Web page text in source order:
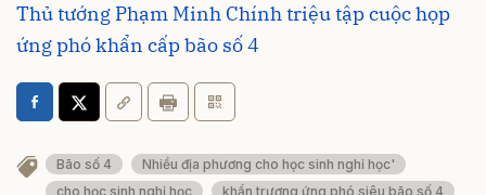
Thủ tướng Phạm Minh Chính triệu tập cuộc họp
ứng phó khẩn cấp bão số 4
Bão số 4
Nhiều địa phương cho học sinh nghỉ học'
cho học sinh nghỉ học
khẩn trương ứng phó siêu bão số 4